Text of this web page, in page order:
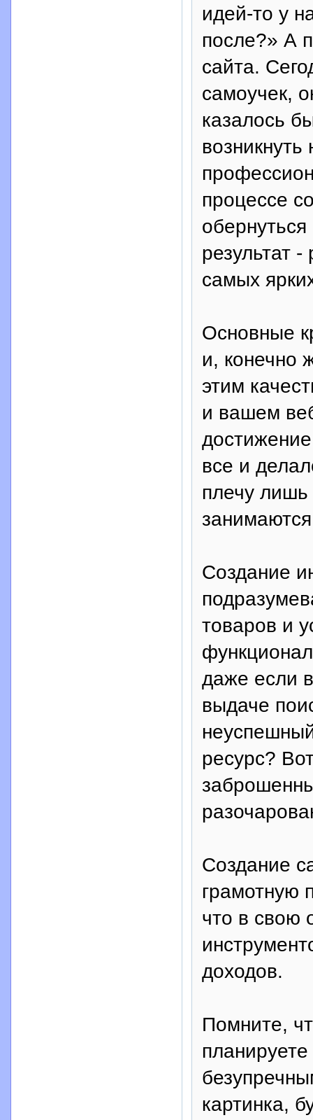
идей-то у
после?» А
сайта.
самоучек,
казалось
процессе
результат
самых
Основные
и, конечно
этим
и вашем
все и
плечу
Создание
товаров и
даже если
выдаче
ресурс?
Создание
грамотную
что в свою
доходов.
Помните,
картинка,